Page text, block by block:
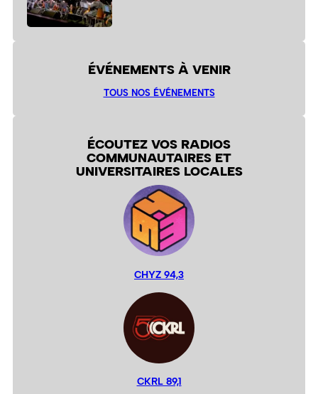
ÉVÉNEMENTS À VENIR
TOUS NOS ÉVÉNEMENTS
ÉCOUTEZ VOS RADIOS
COMMUNAUTAIRES ET
UNIVERSITAIRES LOCALES
CHYZ 94,3
CKRL 89,1